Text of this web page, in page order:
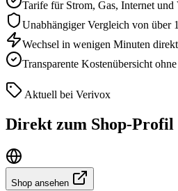
Tarife für Strom, Gas, Internet und
Unabhängiger Vergleich von über
Wechsel in wenigen Minuten
Transparente Kostenübersicht
Aktuell bei Verivox
Direkt zum Shop-Profil
Shop ansehen